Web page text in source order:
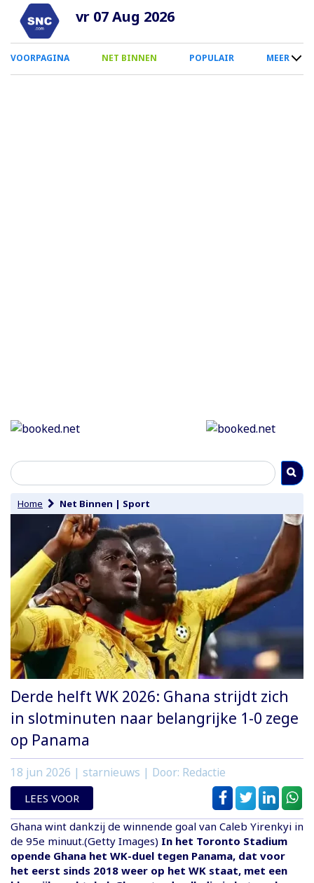
Overslaan
naar
inhoud
vr 07 Aug 2026
0
Smartphone
VOORPAGINA NET BINNEN POPULAIR MEER
Home Net Binnen | Sport
Derde helft WK 2026: Ghana strijdt zich
in slotminuten naar belangrijke 1-0 zege
op Panama
18 jun 2026 | starnieuws | Door: Redactie
LEES VOOR
Ghana wint dankzij de winnende goal van Caleb Yirenkyi in
de 95e minuut.(Getty Images) In het Toronto Stadium
opende Ghana het WK-duel tegen Panama, dat voor
het eerst sinds 2018 weer op het WK staat, met een